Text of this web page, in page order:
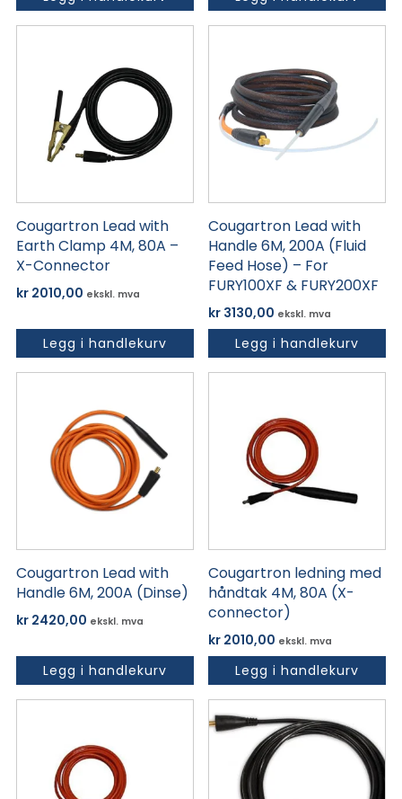
Cougartron Lead with
Earth Clamp 4M, 80A –
X-Connector
kr 2010,00 ekskl. mva
Legg i handlekurv
Cougartron Lead with
Handle 6M, 200A (Fluid
Feed Hose) – For
FURY100XF & FURY200XF
kr 3130,00 ekskl. mva
Legg i handlekurv
Cougartron Lead with
Handle 6M, 200A (Dinse)
kr 2420,00 ekskl. mva
Legg i handlekurv
Cougartron ledning med
håndtak 4M, 80A (X-
connector)
kr 2010,00 ekskl. mva
Legg i handlekurv
Dette
produktet